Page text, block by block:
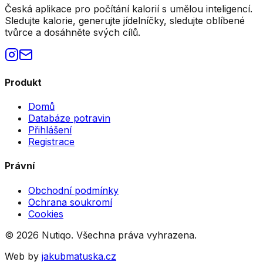
Česká aplikace pro počítání kalorií s umělou inteligencí.
Sledujte kalorie, generujte jídelníčky, sledujte oblíbené
tvůrce a dosáhněte svých cílů.
Produkt
Domů
Databáze potravin
Přihlášení
Registrace
Právní
Obchodní podmínky
Ochrana soukromí
Cookies
© 2026 Nutiqo. Všechna práva vyhrazena.
Web by jakubmatuska.cz